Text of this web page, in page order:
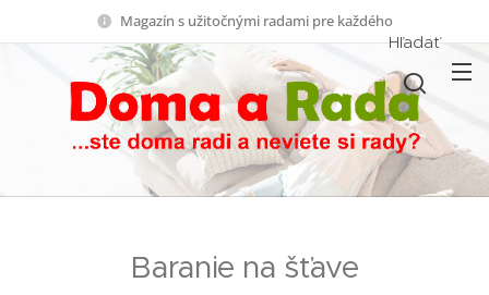
Magazín s užitočnými radami pre každého
Hľadať
Baranie na šťave